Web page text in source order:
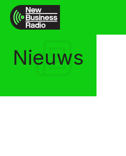
Nieuws